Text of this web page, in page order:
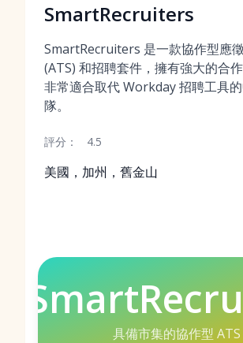
SmartRecruiters
SmartRecruiters 是一款協作型應
(ATS) 和招聘套件，擁有強大的合
非常適合取代 Workday 招聘工具
隊。
評分： 4.5
美國，加州，舊金山
具備市集的協作型 ATS